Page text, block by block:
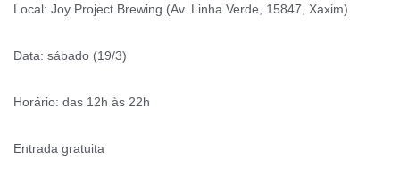
Local: Joy Project Brewing (Av. Linha Verde, 15847, Xaxim)
Data: sábado (19/3)
Horário: das 12h às 22h
Entrada gratuita